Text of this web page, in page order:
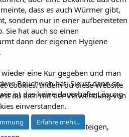
dass es auch Würmer gibt,
sondern nur in einer aufbereiteten
Sie hat auch so einen
dann der eigenen Hygiene
eine Kur gegeben und man
Bauchweh hat. Sie ist dann so
ist das keine dauerhafte Lösung
doch auch drauf umsteigen,
Cookies. Indem du diese Website
du dich mit der Verwendung von
einverstanden.
Erfahre mehr...